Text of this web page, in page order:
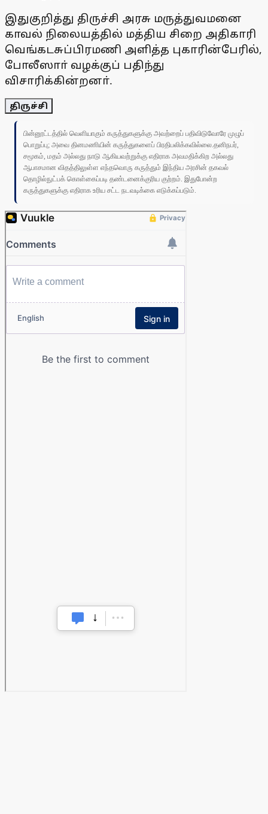
இதுகுறித்து திருச்சி அரசு மருத்துவமனை
காவல் நிலையத்தில் மத்திய சிறை அதிகாரி
வெங்கடசுப்பிரமணி அளித்த புகாரின்பேரில்,
போலீஸாா் வழக்குப் பதிந்து
விசாரிக்கின்றனா்.
திருச்சி
பின்னூட்டத்தில் வெளியாகும் கருத்துகளுக்கு அவற்றைப் பதிவிடுவோரே முழுப்
பொறுப்பு; அவை தினமணியின் கருத்துகளைப் பிரதிபலிக்கவில்லை.தனிநபர்,
சமூகம், மதம் அல்லது நாடு ஆகியவற்றுக்கு எதிராக அவமதிக்கிற அல்லது
ஆபாசமான விதத்திலுள்ள எந்தவொரு கருத்தும் இந்திய அரசின் தகவல்
தொழில்நுட்பக் கொள்கைப்படி தண்டனைக்குரிய குற்றம். இதுபோன்ற
கருத்துகளுக்கு எதிராக உரிய சட்ட நடவடிக்கை எடுக்கப்படும்.